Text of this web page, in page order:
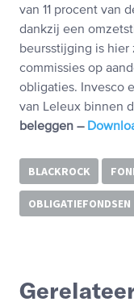
van 11 procent van
dankzij een
beursstijging is
commissies op
obligaties. Invesco
van Leleux binnen
beleggen –
BLACKROCK
OBLIGATIEFONDSEN